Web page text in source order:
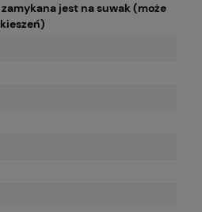
jest na suwak (może